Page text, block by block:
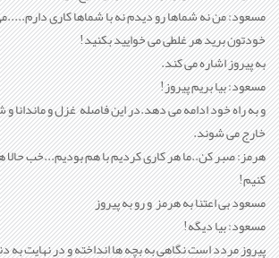
مسعود: من نه شماها رو ديدم نه با شماها کاری
خودتون بريد هر غلطی می خواييد بکنيد!
به پيروز اشاره می کند.
مسعود: بيا بريم پيروز!
و به راه خود ادامه می دهد.در اين فاصله غزل و ماندانا
خارج می شوند.
هرمز: صبر کن..ما هر کاری کرديم با هم بوديم...خب
کنيم!
مسعود بی اعتنا به هرمز و رو به پيروز
مسعود: بيا ديگه!
پيروز مردد است نگاهی به بچه ها انداخته و در نهايت